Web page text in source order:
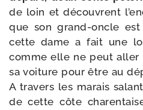
de loin et découvrent
que son grand-​oncle
cette dame a fait une
comme elle ne peut aller
sa voi­ture pour être au
A tra­vers les marais
de cette côte